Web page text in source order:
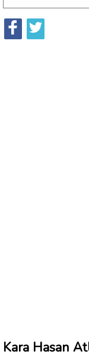
Kara Hasan